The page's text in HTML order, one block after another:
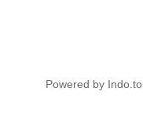
Powered by Indo.to